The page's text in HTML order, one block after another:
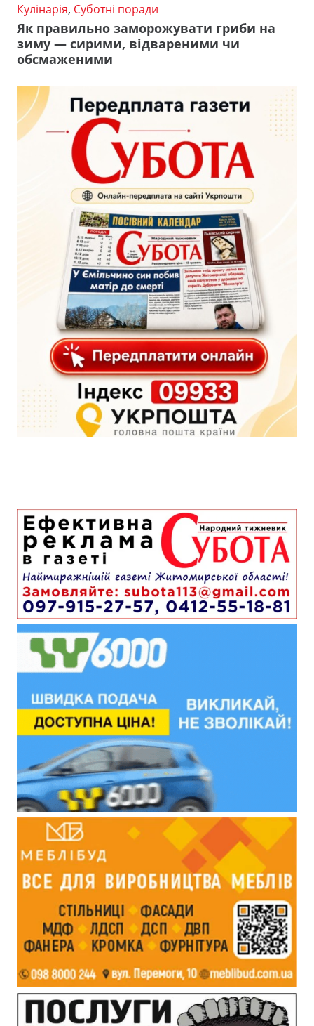
Кулінарія, Суботні поради
Як правильно заморожувати гриби на
зиму — сирими, відвареними чи
обсмаженими